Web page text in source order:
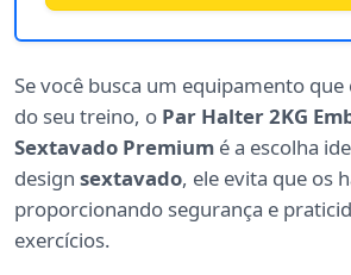
Se você busca um equipamento que
do seu treino, o Par Halter 2KG
Sextavado Premium é a escolha
design sextavado, ele evita que os
proporcionando segurança e
exercícios.